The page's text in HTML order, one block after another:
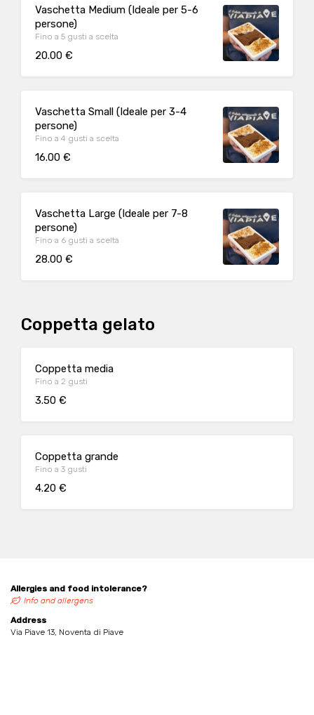
Vaschetta Medium (Ideale per 5-6
persone)
Fino a 5 gusti a scelta
20.00 €
Vaschetta Small (Ideale per 3-4
persone)
Fino a 4 gusti a scelta
16.00 €
Vaschetta Large (Ideale per 7-8
persone)
Fino a 6 gusti a scelta
28.00 €
Coppetta gelato
Coppetta media
Fino a 2 gusti
3.50 €
Coppetta grande
Fino a 3 gusti
4.20 €
Allergies and food intolerance?
Info and allergens
Address
Via Piave 13, Noventa di Piave